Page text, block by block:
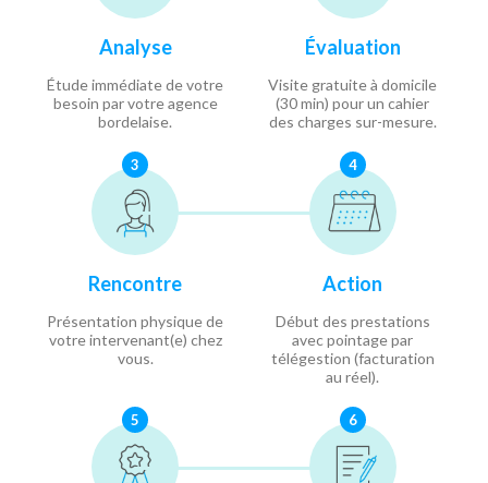
Analyse
Étude immédiate de votre
besoin par votre agence
bordelaise.
Évaluation
Visite gratuite à domicile
(30 min) pour un cahier
des charges sur-mesure.
3
Rencontre
Présentation physique de
votre intervenant(e) chez
vous.
4
Action
Début des prestations
avec pointage par
télégestion (facturation
au réel).
5 6